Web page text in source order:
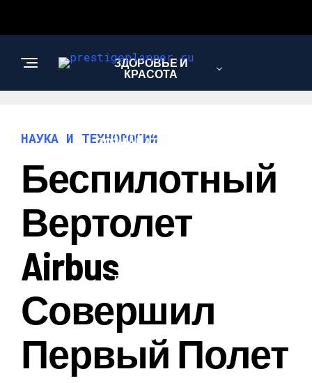
ЗДОРОВЬЕ И
КРАСОТА
ИНТЕРЕСНОЕ И
ПОЗНАВАТЕЛЬНОЕ
ТЕХНОЛОГИИ
НОВОСТИ
НАУКА И ТЕХНОЛОГИИ
Беспилотный
Вертолет
Airbus
Совершил
Первый Полет